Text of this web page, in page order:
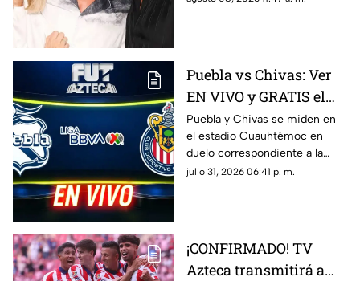
Puebla vs Chivas: Ver
EN VIVO y GRATIS el
encuentro de la
Jornada 3 de la Liga
MX
Puebla y Chivas se miden en
el estadio Cuauhtémoc en
duelo correspondiente a la
Jornada 3 del futbol mexicano.
julio 31, 2026 06:41 p. m.
¡CONFIRMADO! TV
Azteca transmitirá a